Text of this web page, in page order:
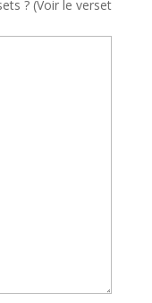
? (Voir le verset